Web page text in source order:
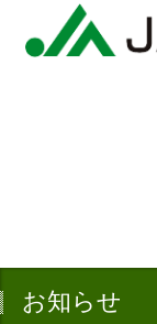
お知らせ